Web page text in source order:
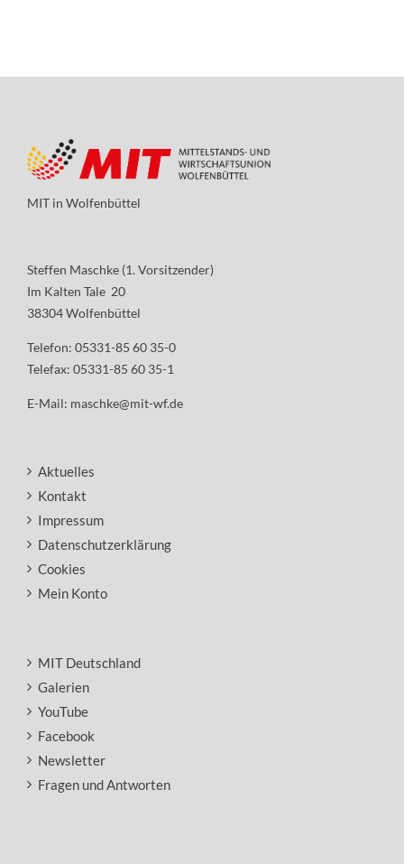
MIT in Wolfenbüttel
Steffen Maschke (1. Vorsitzender)
Im Kalten Tale 20
38304 Wolfenbüttel
Telefon: 05331-85 60 35-0
Telefax: 05331-85 60 35-1
E-Mail: maschke@mit-wf.de
Aktuelles
Kontakt
Impressum
Datenschutzerklärung
Cookies
Mein Konto
MIT Deutschland
Galerien
YouTube
Facebook
Newsletter
Fragen und Antworten